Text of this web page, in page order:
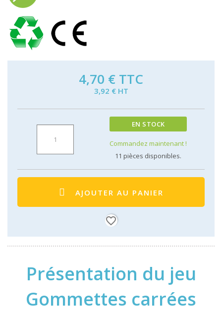
4,70 € TTC
3,92 € HT
EN STOCK
Commandez maintenant !
11 pièces disponibles.
AJOUTER AU PANIER
favorite_border
Présentation du jeu
Gommettes carrées